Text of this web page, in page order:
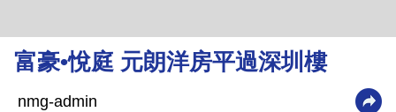
理
財
富豪•悅庭 元朗洋房平過深圳樓
nmg-admin